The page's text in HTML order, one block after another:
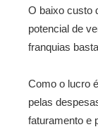
O baixo custo
potencial de
franquias
Como o lucro
pelas
faturamento e